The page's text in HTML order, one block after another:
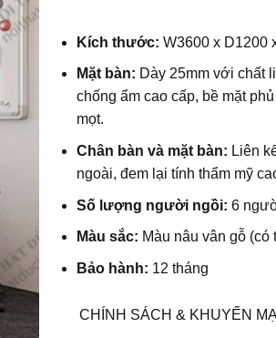
Kích thước: W3600 x D1200
Mặt bàn: Dày 25mm với chất
chống ẩm cao cấp, bề mặt
mọt.
Chân bàn và mặt bàn: Liên
ngoài, đem lại tính thẩm mỹ
Số lượng người ngồi: 6
Màu sắc: Màu nâu vân gỗ (có
Bảo hành: 12 tháng
CHÍNH SÁCH & KHUYẾN MẠI